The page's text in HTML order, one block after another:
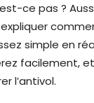
ce pas ?
simple en
facilement,
l’antivol.